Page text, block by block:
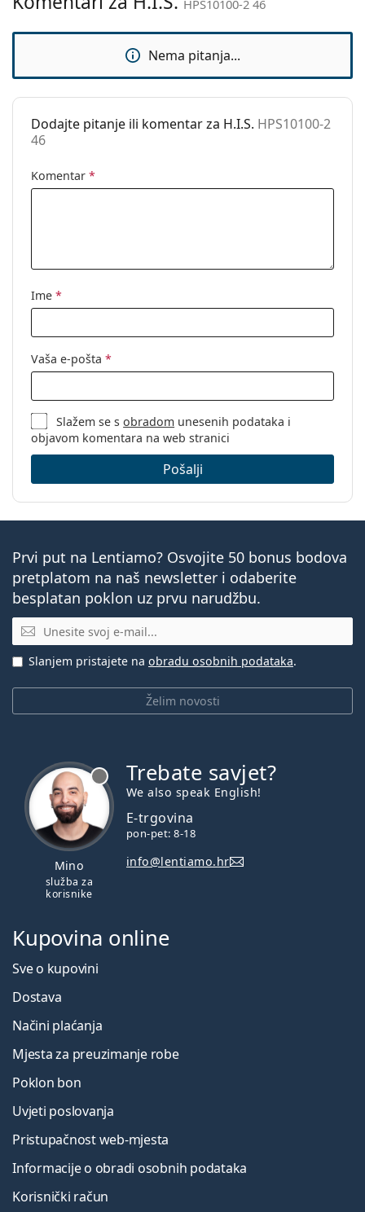
Upotreba:
Moda
HPS10100-2 46
Nema pitanja...
Dodajte pitanje ili komentar za H.I.S. HPS10100-2
46
Komentar *
Ime *
Vaša e-pošta *
Slažem se sobradom unesenih podataka i
objavom komentara na web stranici
Pošalji
Prvi put na Lentiamo? Osvojite 50 bonus bodova
pretplatom na naš newsletter i odaberite
besplatan poklon uz prvu narudžbu.
E-mail
Želim novosti
Slanjem pristajete na obradu osobnih podataka.
Mino
služba za
korisnike
Trebate savjet?
We also speak English!
E-trgovina
pon-pet: 8-18
info@lentiamo.hr
Kupovina online
Sve o kupovini
Dostava
Načini plaćanja
Mjesta za preuzimanje robe
Poklon bon
Uvjeti poslovanja
Pristupačnost web-mjesta
Informacije o obradi osobnih podataka
Korisnički račun